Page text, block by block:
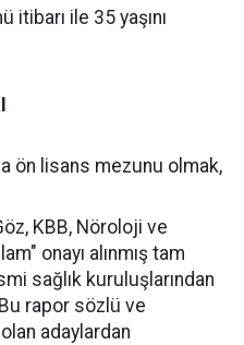
ile 35 yaşını
ön lisans mezunu olmak,
KBB, Nöroloji ve
onayı alınmış tam
sağlık kuruluşlarından
rapor sözlü ve
olan adaylardan